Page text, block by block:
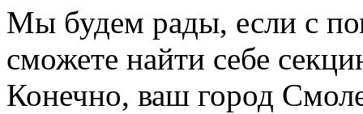
Мы будем рады, если с
сможете найти себе
Конечно, ваш город